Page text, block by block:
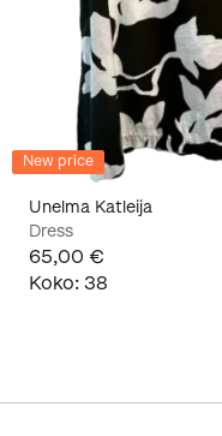
New price
Unelma Katleija
Dress
65,00 €
Koko: 38